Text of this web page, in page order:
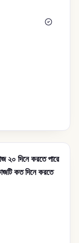
২০ দিনে করতে পারে
কত দিনে করতে